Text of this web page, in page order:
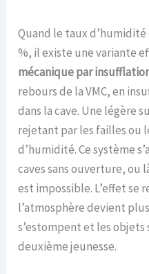
Quand le taux
%, il existe une variante
mécanique par
rebours de la VMC, en
dans la cave. Une légère
rejetant par les failles ou
d’humidité. Ce système
caves sans ouverture,
est impossible. L’effet se
l’atmosphère devient
s’estompent et les
deuxième jeunesse.